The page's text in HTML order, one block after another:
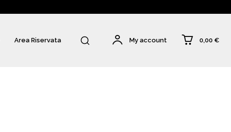
Area Riservata My account 0,00 €